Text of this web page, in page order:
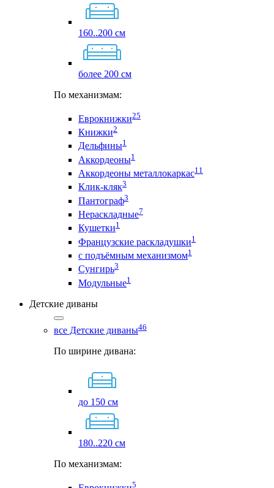
160..200 см
более 200 см
По механизмам:
Еврокнижки25
Книжки2
Дельфины1
Аккордеоны1
Аккордеоны металлокаркас11
Клик-кляк3
Пантограф3
Нераскладные7
Кушетки1
Французские раскладушки1
с подъёмным механизмом1
Сунгирь3
Модульные1
Детские диваны
все Детские диваны46
По ширине дивана:
до 150 см
180..220 см
По механизмам:
5